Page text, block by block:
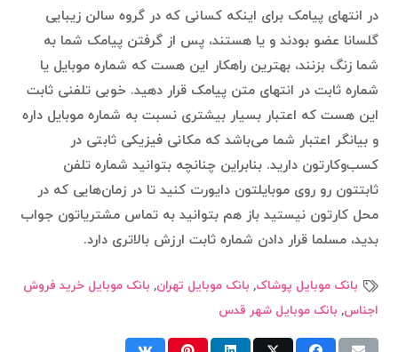
در انتهای پیامک برای اینکه کسانی که در گروه سالن زیبایی
گلسانا عضو بودند و یا هستند، پس از گرفتن پیامک شما به
شما زنگ بزنند، بهترین راهکار این هست که شماره موبایل یا
شماره ثابت در انتهای متن پیامک قرار دهید. خوبی تلفنی ثابت
این هست که اعتبار بسیار بیشتری نسبت به شماره موبایل داره
و بیانگر اعتبار شما می‌باشد که مکانی فیزیکی ثابتی در
کسب‌وکارتون دارید. بنابراین چنانچه بتوانید شماره تلفن
ثابتتون رو روی موبایلتون دایورت کنید تا در زمان‌هایی که در
محل کارتون نیستید باز هم بتوانید به تماس مشتریاتون جواب
بدید، مسلما قرار دادن شماره ثابت ارزش بالاتری دارد.
بانک موبایل پوشاک, بانک موبایل تهران, بانک موبایل خرید فروش
اجناس, بانک موبایل شهر قدس